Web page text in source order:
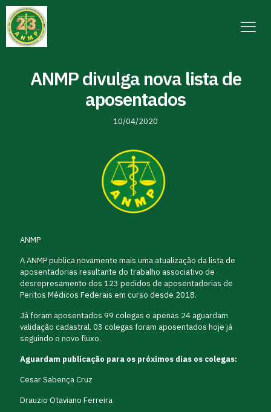
ANMP divulga nova lista de
aposentados
10/04/2020
ANMP
A ANMP publica novamente mais uma atualização da lista de
aposentadorias resultante do trabalho associativo de
desrepresamento dos 123 pedidos de aposentadorias de
Peritos Médicos Federais em curso desde 2018.
Já foram aposentados 99 colegas e apenas 24 aguardam
validação cadastral. 03 colegas foram aposentados hoje já
seguindo o novo fluxo.
Aguardam publicação para os próximos dias os colegas:
Cesar Sabença Cruz
Drauzio Otaviano Ferreira